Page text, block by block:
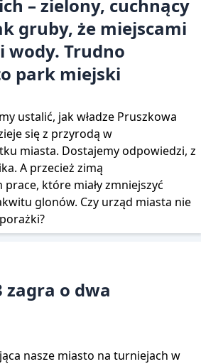
– zielony, cuchnący
gruby, że miejscami
wody. Trudno
park miejski
ustalić, jak władze Pruszkowa
się z przyrodą w
miasta. Dostajemy odpowiedzi, z
A przecież zimą
które miały zmniejszyć
glonów. Czy urząd miasta nie
zagra o dwa
nasze miasto na turniejach w